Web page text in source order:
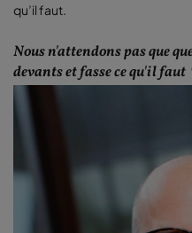
qu’il faut.
Nous n'attendons pas que
devants et fasse ce qu'il faut